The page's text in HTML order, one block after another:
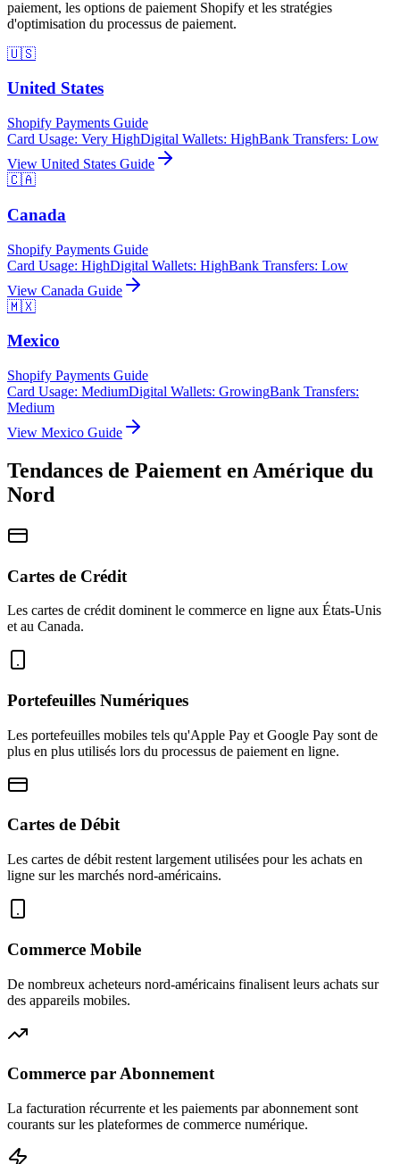
paiement, les options de paiement Shopify et les stratégies
d'optimisation du processus de paiement.
🇺🇸
United States
Shopify Payments Guide
Card Usage: Very HighDigital Wallets: HighBank Transfers: Low
View United States Guide
🇨🇦
Canada
Shopify Payments Guide
Card Usage: HighDigital Wallets: HighBank Transfers: Low
View Canada Guide
🇲🇽
Mexico
Shopify Payments Guide
Card Usage: MediumDigital Wallets: GrowingBank Transfers:
Medium
View Mexico Guide
Tendances de Paiement en Amérique du
Nord
Cartes de Crédit
Les cartes de crédit dominent le commerce en ligne aux États-Unis
et au Canada.
Portefeuilles Numériques
Les portefeuilles mobiles tels qu'Apple Pay et Google Pay sont de
plus en plus utilisés lors du processus de paiement en ligne.
Cartes de Débit
Les cartes de débit restent largement utilisées pour les achats en
ligne sur les marchés nord-américains.
Commerce Mobile
De nombreux acheteurs nord-américains finalisent leurs achats sur
des appareils mobiles.
Commerce par Abonnement
La facturation récurrente et les paiements par abonnement sont
courants sur les plateformes de commerce numérique.